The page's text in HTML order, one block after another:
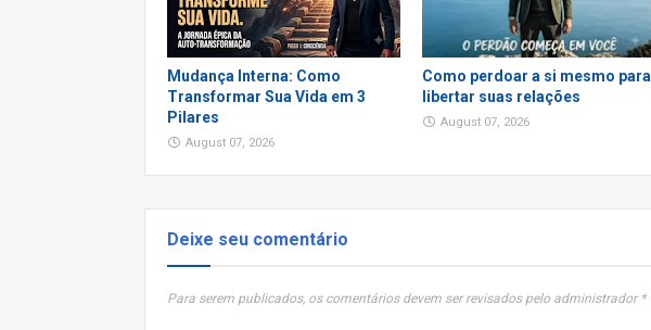
Mudança Interna: Como
Transformar Sua Vida em 3
Pilares
August 07, 2026
Como perdoar a si mesmo para
libertar suas relações
August 07, 2026
Deixe seu comentário
Para serem publicados, os comentários devem ser revisados pelo administrador *